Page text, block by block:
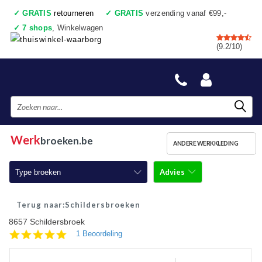
✓ GRATIS retourneren ✓ GRATIS verzending vanaf €99,-
✓ 7 shops, Winkelwagen
✓Voor 17:00 uur besteld, vandaag verzonden
✓Achteraf betalen ✓Ook een échte winkel
(9.2/10)
Werkbroeken.be ANDERE WERKKLEDING
Type broeken
Werkbroeken
Werkbroeken met kniestukken
Werkjeans
Advies
Schildersbroeken
8657 Schildersbroek
5.01 Beoordeling